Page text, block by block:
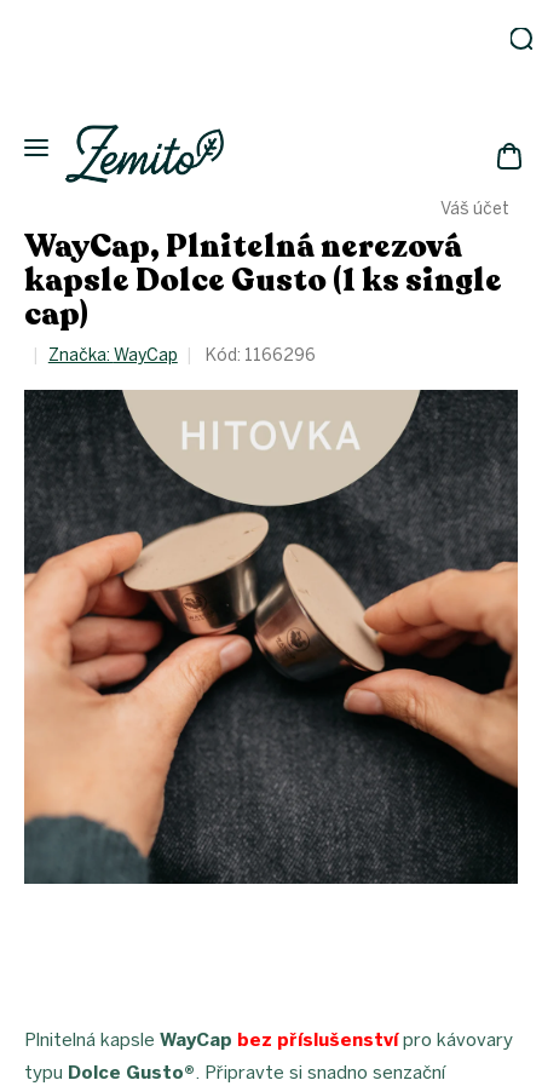
Váš účet
Eko
domácnost
Kosmetika
Eko
láhve
Akce
Zachraň
Novinky
Vánoce
Přihlášení
WayCap, Plnitelná nerezová
kapsle Dolce Gusto (1 ks single
cap)
Značka: WayCap Kód: 1166296
Plnitelná kapsle WayCap bez příslušenství pro kávovary
typu Dolce Gusto®. Připravte si snadno senzační